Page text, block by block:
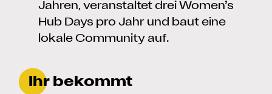
Jahren, veranstaltet drei Women’s
Hub Days pro Jahr und baut eine
lokale Community auf.
Ihr bekommt